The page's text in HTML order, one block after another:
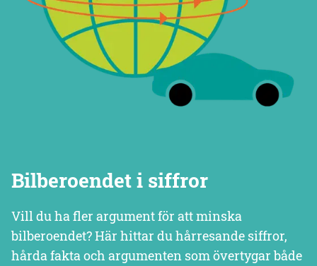
Bilberoendet i siffror
Vill du ha fler argument för att minska
bilberoendet? Här hittar du hårresande siffror,
hårda fakta och argumenten som övertygar både